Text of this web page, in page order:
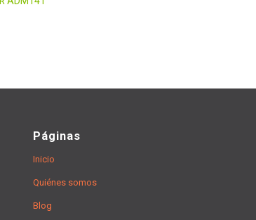
Páginas
Inicio
Quiénes somos
Blog